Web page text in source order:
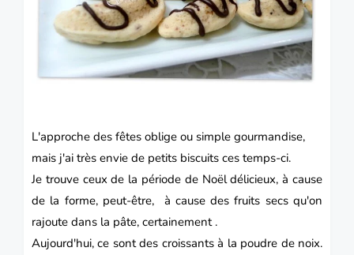
L'approche des fêtes oblige ou simple gourmandise,
mais j'ai très envie de petits biscuits ces temps-ci.
Je trouve ceux de la période de Noëldélicieux, à cause
de la forme, peut-être, à cause des fruits secs qu'on
rajoute dans la pâte, certainement.
Aujourd'hui, ce sont des croissantsà la poudre de noix.